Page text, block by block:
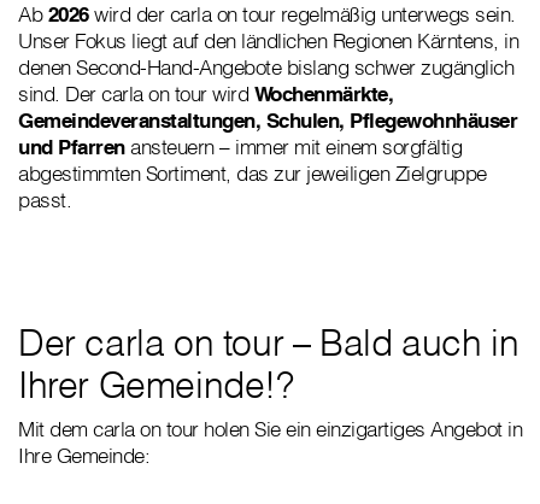
Ab2026wird der carla on tour regelmäßig unterwegs sein.
Unser Fokus liegt auf den ländlichen Regionen Kärntens, in
denen Second-Hand-Angebote bislang schwer zugänglich
sind. Der carla on tour wird Wochenmärkte,
Gemeindeveranstaltungen, Schulen, Pflegewohnhäuser
und Pfarrenansteuern – immer mit einem sorgfältig
abgestimmten Sortiment, das zur jeweiligen Zielgruppe
passt.
Der carla on tour – Bald auch in
Ihrer Gemeinde!?
Mit dem carla on tour holen Sie ein einzigartiges Angebot in
Ihre Gemeinde: